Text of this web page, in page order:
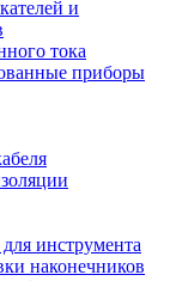
и
тока
приборы
инструмента
наконечников